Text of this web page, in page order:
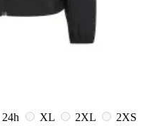
24h XL 2XL
2XS